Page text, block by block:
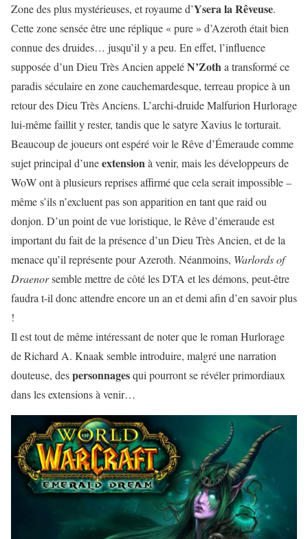
Zone des plus mystérieuses, et royaume d’Ysera la Rêveuse.
Cette zone sensée être une réplique « pure » d’Azeroth était bien
connue des druides… jusqu’il y a peu. En effet, l’influence
supposée d’un Dieu Très Ancien appeléN’Zotha transformé ce
paradis séculaire en zone cauchemardesque, terreau propice à un
retour des Dieu Très Anciens. L’archi-druide Malfurion Hurlorage
lui-même faillit y rester, tandis que le satyre Xavius le torturait.
Beaucoup de joueurs ont espéré voir le Rêve d’Émeraude comme
sujet principal d’uneextensionà venir, mais les développeurs de
WoW ont à plusieurs reprises affirmé que cela serait impossible –
même s’ils n’excluent pas son apparition en tant que raid ou
donjon. D’un point de vue loristique, le Rêve d’émeraude est
important du fait de la présence d’un Dieu Très Ancien, et de la
menace qu’il représente pour Azeroth. Néanmoins, Warlords of
Draenorsemble mettre de côté les DTA et les démons, peut-être
faudra t-il donc attendre encore un an et demi afin d’en savoir plus
!
Il est tout de même intéressant de noter que le roman Hurlorage
de Richard A. Knaak semble introduire, malgré une narration
douteuse, despersonnagesqui pourront se révéler primordiaux
dans les extensions à venir…